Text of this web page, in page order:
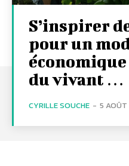
S’inspirer
pour un
du vivant …
CYRILLE SOUCHE - 5